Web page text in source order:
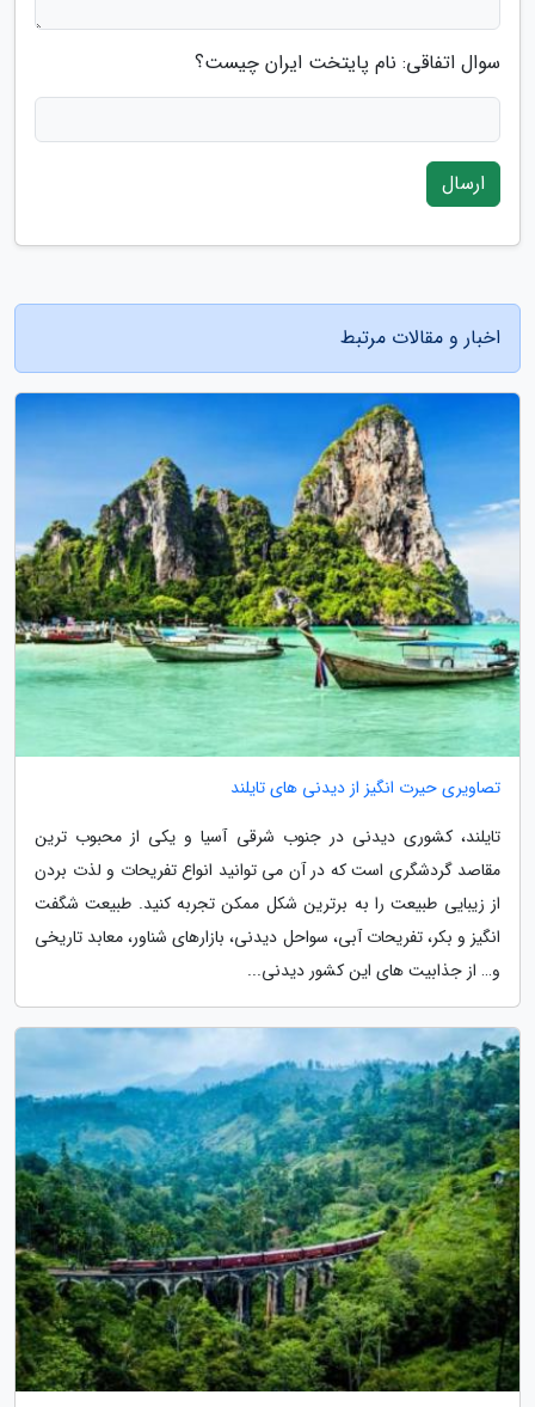
سوال اتفاقی: نام پایتخت ایران چیست؟
ارسال
اخبار و مقالات مرتبط
تصاویری حیرت انگیز از دیدنی های تایلند
تایلند، کشوری دیدنی در جنوب شرقی آسیا و یکی از محبوب ترین
مقاصد گردشگری است که در آن می توانید انواع تفریحات و لذت بردن
از زیبایی طبیعت را به برترین شکل ممکن تجربه کنید. طبیعت شگفت
انگیز و بکر، تفریحات آبی، سواحل دیدنی، بازارهای شناور، معابد تاریخی
و… از جذابیت های این کشور دیدنی...